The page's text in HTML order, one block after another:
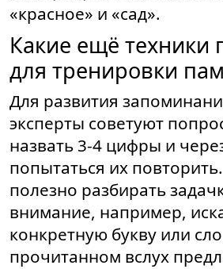
«красное» и «сад».
Какие ещё техники
для тренировки
Для развития
эксперты советуют
назвать 3-4 цифры и
попытаться их
полезно разбирать
внимание, например,
конкретную букву или
прочитанном вслух